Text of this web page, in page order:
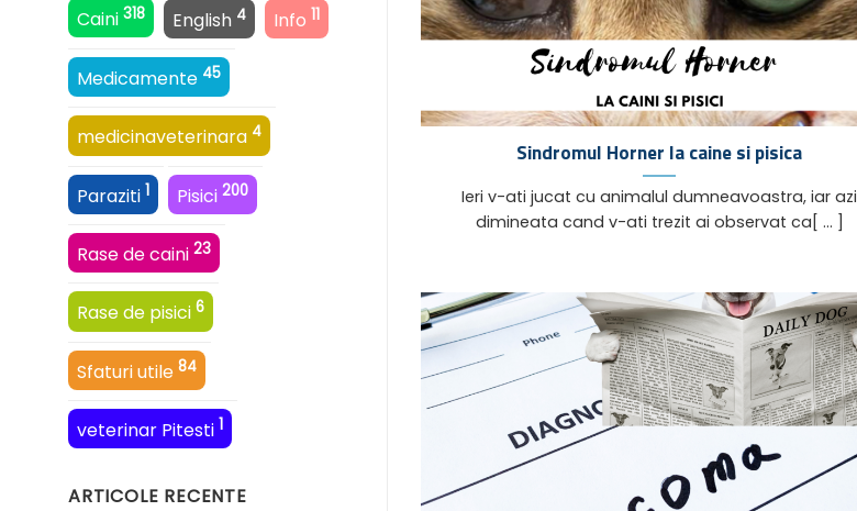
Caini 318 English 4 Info 11
Medicamente 45
medicinaveterinara 4
Paraziti 1 Pisici 200
Rase de caini 23
Rase de pisici 6
Sfaturi utile 84
veterinar Pitesti 1
ARTICOLE RECENTE
Sindromul Horner la caine si pisica
Ieri v-ati jucat cu animalul dumneavoastra, iar azi
dimineata cand v-ati trezit ai observat ca[ ... ]